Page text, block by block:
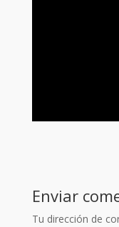
Enviar
Tu dirección de